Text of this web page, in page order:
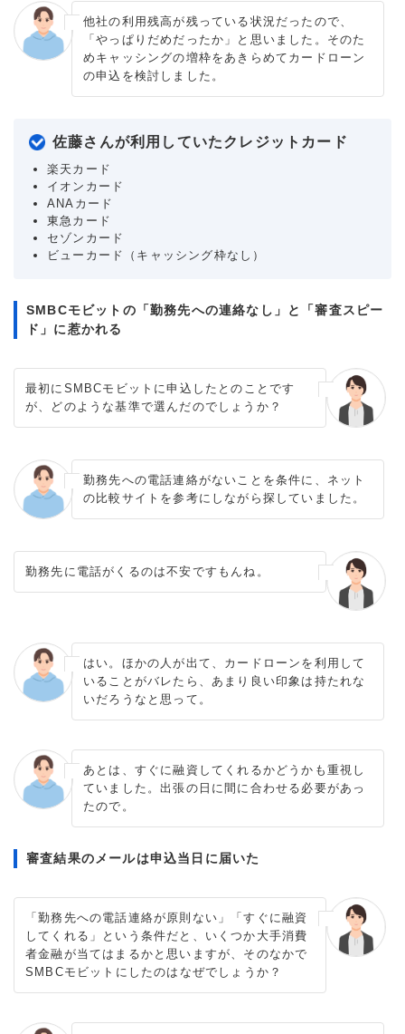
他社の利用残高が残っている状況だったので、
「やっぱりだめだったか」と思いました。そのた
めキャッシングの増枠をあきらめてカードローン
の申込を検討しました。
佐藤さんが利用していたクレジットカード
楽天カード
イオンカード
ANAカード
東急カード
セゾンカード
ビューカード（キャッシング枠なし）
SMBCモビットの「勤務先への連絡なし」と「審査スピー
ド」に惹かれる
最初にSMBCモビットに申込したとのことです
が、どのような基準で選んだのでしょうか？
勤務先への電話連絡がないことを条件に、ネット
の比較サイトを参考にしながら探していました。
勤務先に電話がくるのは不安ですもんね。
はい。ほかの人が出て、カードローンを利用して
いることがバレたら、あまり良い印象は持たれな
いだろうなと思って。
あとは、すぐに融資してくれるかどうかも重視し
ていました。出張の日に間に合わせる必要があっ
たので。
審査結果のメールは申込当日に届いた
「勤務先への電話連絡が原則ない」「すぐに融資
してくれる」という条件だと、いくつか大手消費
者金融が当てはまるかと思いますが、そのなかで
SMBCモビットにしたのはなぜでしょうか？